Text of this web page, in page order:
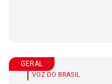
GERAL
VOZ DO BRASIL